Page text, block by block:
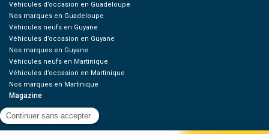
Véhicules d’occasion en Guadeloupe
Nos marques en Guadeloupe
Véhicules neufs en Guyane
Véhicules d’occasion en Guyane
Nos marques en Guyane
Véhicules neufs en Martinique
Véhicules d’occasion en Martinique
Nos marques en Martinique
Magazine